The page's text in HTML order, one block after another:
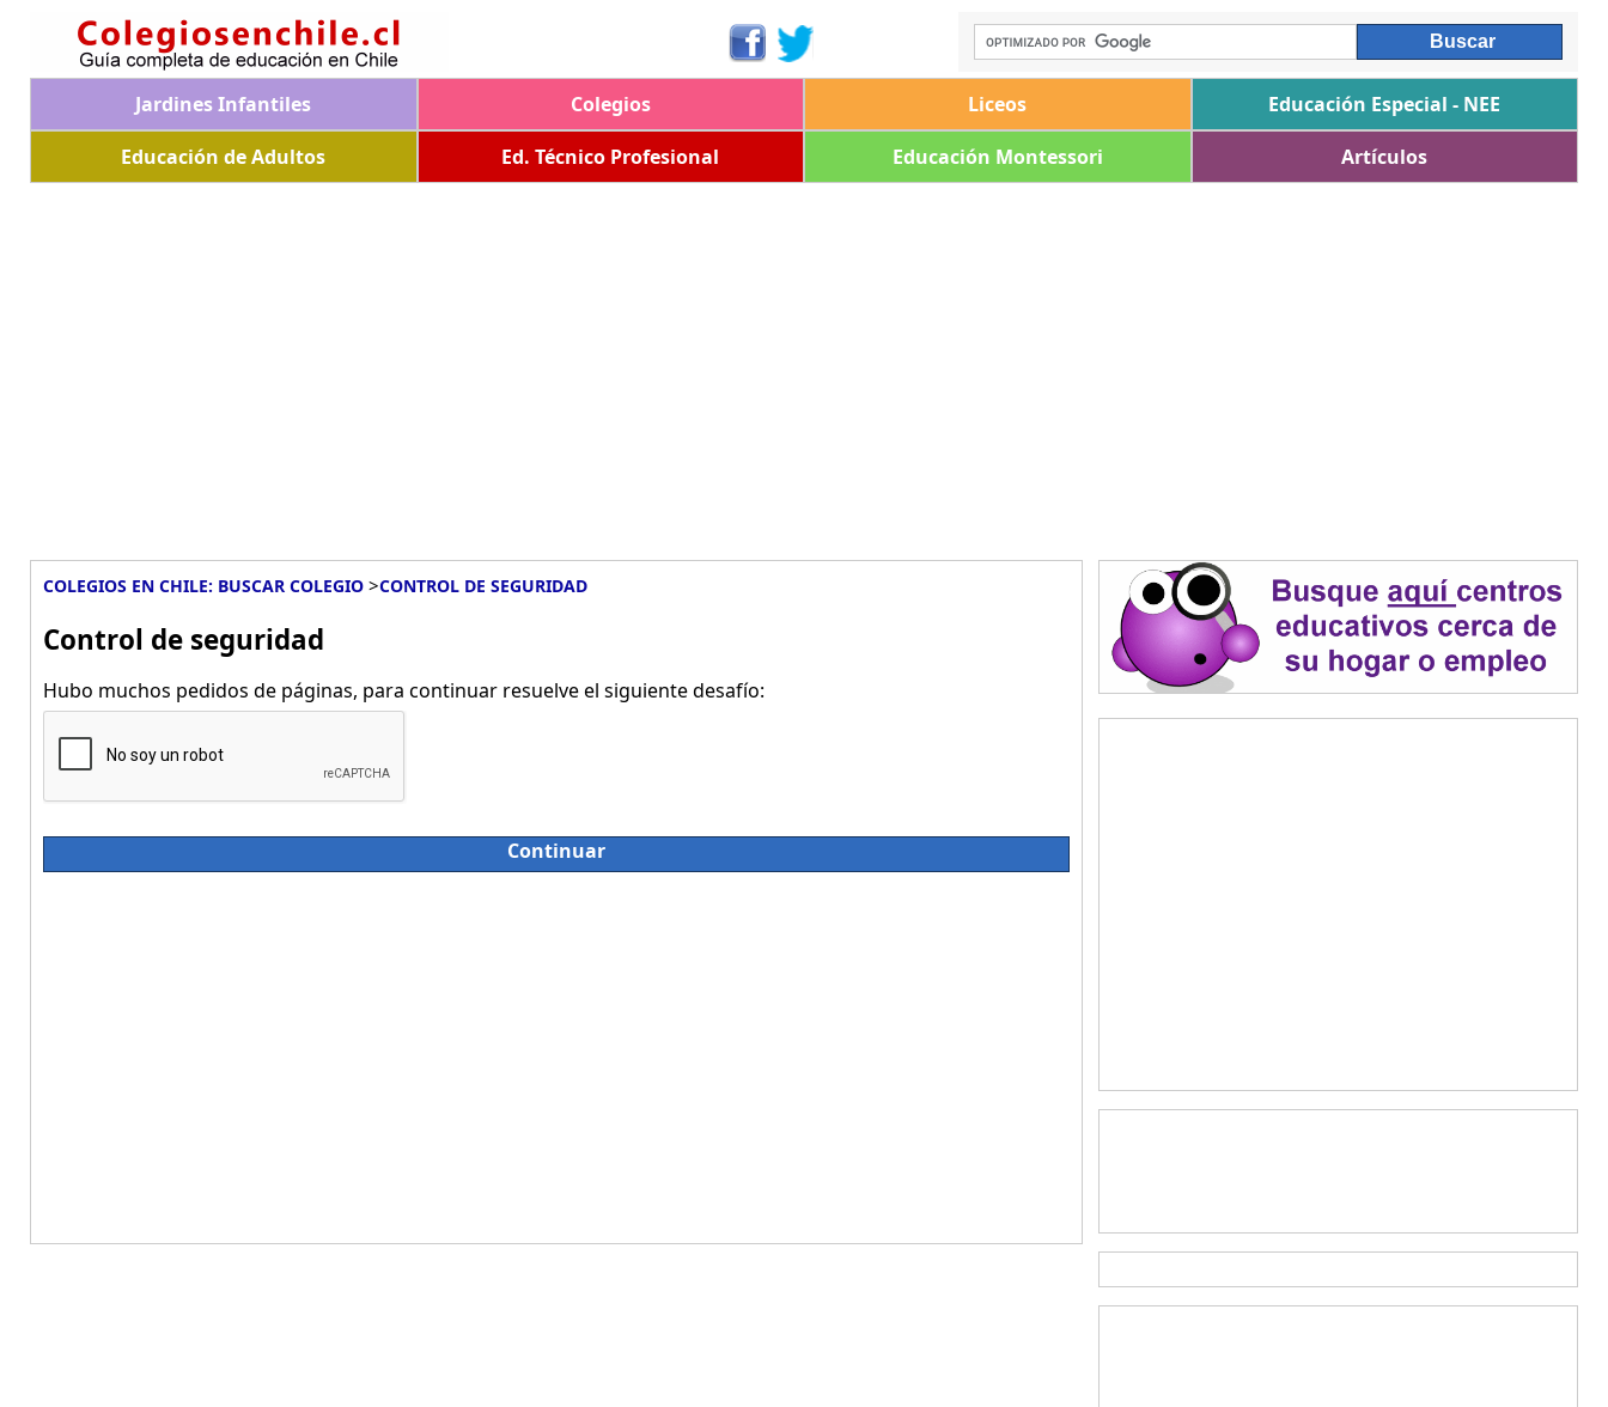
Jardines Infantiles Colegios Liceos
Educación Especial - NEE
Educación de Adultos
Ed. Técnico Profesional Educación Montessori Artículos
COLEGIOS EN CHILE: BUSCAR COLEGIO >CONTROL DE SEGURIDAD
Control de seguridad
Hubo muchos pedidos de páginas, para continuar resuelve el siguiente desafío:
Continuar